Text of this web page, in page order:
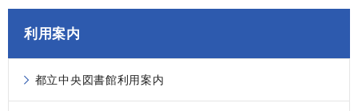
利用案内
都立中央図書館利用案内